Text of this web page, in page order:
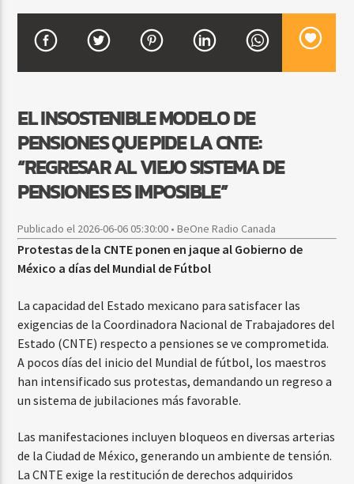
EL INSOSTENIBLE MODELO DE
PENSIONES QUE PIDE LA CNTE:
“REGRESAR AL VIEJO SISTEMA DE
PENSIONES ES IMPOSIBLE”
Publicado el 2026-06-06 05:30:00 • BeOne Radio Canada
Protestas de la CNTE ponen en jaque al Gobierno de
México a días del Mundial de Fútbol
La capacidad del Estado mexicano para satisfacer las
exigencias de la Coordinadora Nacional de Trabajadores del
Estado (CNTE) respecto a pensiones se ve comprometida.
A pocos días del inicio del Mundial de fútbol, los maestros
han intensificado sus protestas, demandando un regreso a
un sistema de jubilaciones más favorable.
Las manifestaciones incluyen bloqueos en diversas arterias
de la Ciudad de México, generando un ambiente de tensión.
La CNTE exige la restitución de derechos adquiridos